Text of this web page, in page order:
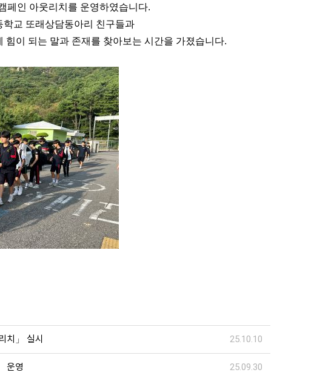
페인 아웃리치를 운영하였습니다.
교 또래상담동아리 친구들과
이 되는 말과 존재를 찾아보는 시간을 가졌습니다.
치」 실시 25.10.10
운영 25.09.30